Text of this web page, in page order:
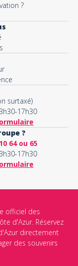
?
surtaxé)
17h30
?
64 ou 65
17h30
officiel des
d'Azur. Réservez
directement
des souvenirs